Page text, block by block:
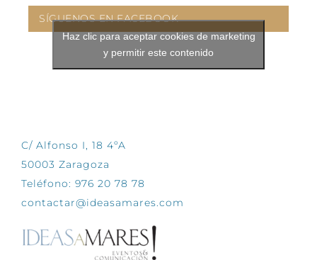
SÍGUENOS EN FACEBOOK
Haz clic para aceptar cookies de marketing
y permitir este contenido
C/ Alfonso I, 18 4ºA
50003 Zaragoza
Teléfono: 976 20 78 78
contactar@ideasamares.com